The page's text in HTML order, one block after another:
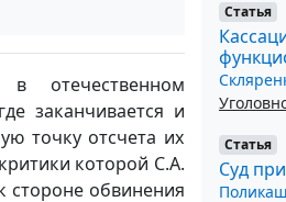
отечественном
заканчивается и
точку отсчета их
которой С.А.
стороне обвинения
Статья
Статья
Суд